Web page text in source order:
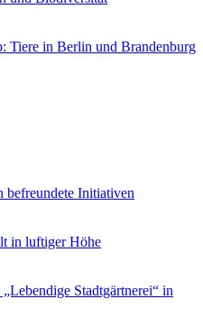
Tiere in Berlin und Brandenburg
befreundete Initiativen
in luftiger Höhe
Stadtgärtnerei“ in